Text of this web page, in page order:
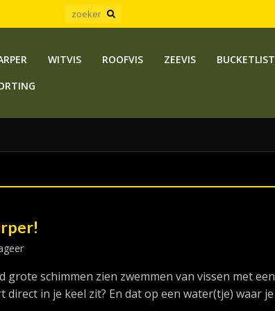
WITVIS ROOFVIS ZEEVIS BUCKETLIST
grote schimmen zien zwemmen van vissen met een
in je keel zit? En dat op een water(tje) waar je